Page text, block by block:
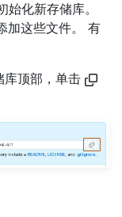
化新存储库。
加这些文件。 有
库顶部，单击